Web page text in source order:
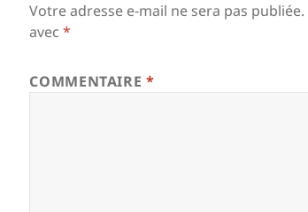
Votre adresse e-mail ne sera pas publiée.
avec*
COMMENTAIRE*